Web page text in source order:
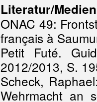
Literatur/Medien
ONAC 49:
français à
Petit Futé.
2012/2013, S.
Scheck,
Wehrmacht an